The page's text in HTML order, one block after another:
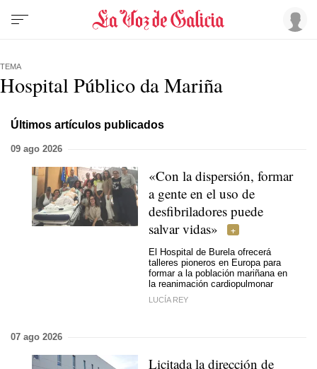
TEMA
Hospital Público da Mariña
Últimos artículos publicados
09 ago 2026
«Con la dispersión, formar
a gente en el uso de
desfibriladores puede
salvar vidas»
El Hospital de Burela ofrecerá
talleres pioneros en Europa para
formar a la población mariñana en
la reanimación cardiopulmonar
LUCÍA REY
07 ago 2026
Licitada la dirección de